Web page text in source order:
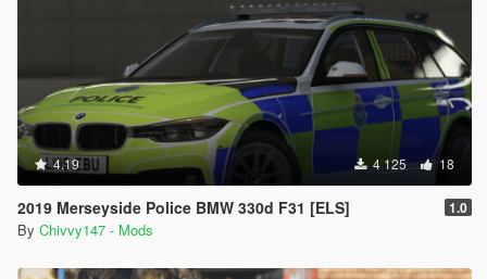
4.19 4 125 18
2019 Merseyside Police BMW 330d F31 [ELS] 1.0
By Chivvy147 - Mods